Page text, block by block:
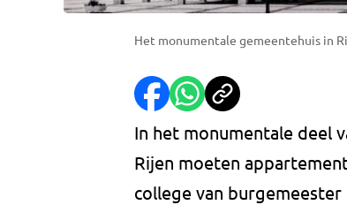
Het monumentale gemeentehuis in
In het monumentale deel
Rijen moeten
college van burgemeester